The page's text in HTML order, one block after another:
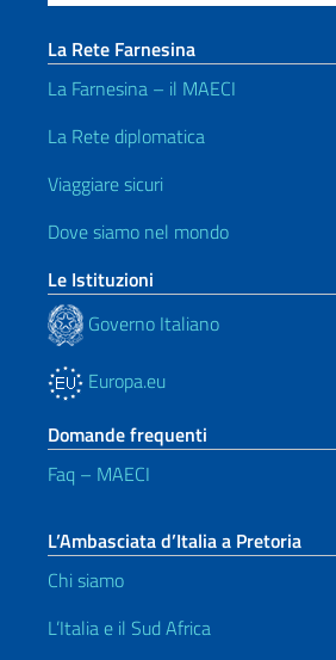
La Rete Farnesina
La Farnesina – il MAECI
La Rete diplomatica
Viaggiare sicuri
Dove siamo nel mondo
Le Istituzioni
Governo Italiano
Europa.eu
Domande frequenti
Faq – MAECI
L’Ambasciata d’Italia a Pretoria
Chi siamo
L’Italia e il Sud Africa